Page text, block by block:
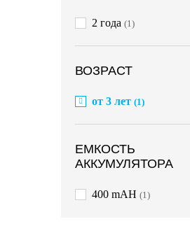
2 года (1)
ВОЗРАСТ
от 3 лет (1)
ЕМКОСТЬ
АККУМУЛЯТОРА
400 mAH (1)